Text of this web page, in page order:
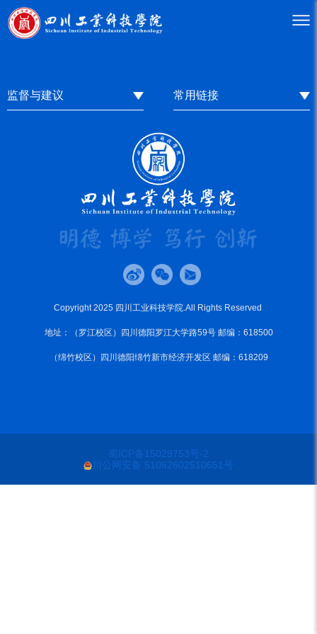
监督与建议 常用链接
Copyright 2025 四川工业科技学院.All Rights Reserved
地址：（罗江校区）四川德阳罗江大学路59号 邮编：618500
（绵竹校区）四川德阳绵竹新市经济开发区 邮编：618209
蜀ICP备15029753号-2
川公网安备 51062602510651号